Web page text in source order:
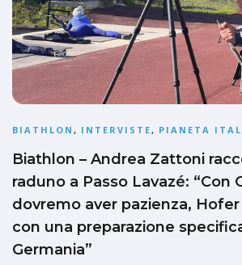
BIATHLON , INTERVISTE, PIANETA
Biathlon – Andrea Zattoni
raduno a Passo Lavazé: “Con
dovremo aver pazienza,
con una preparazione
Germania”